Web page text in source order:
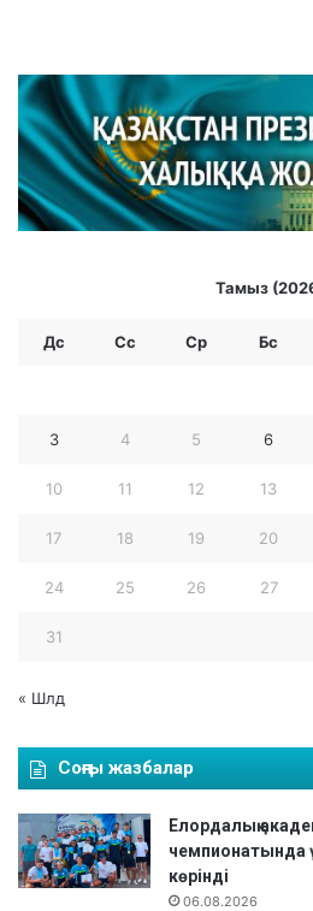
Тамыз
Дс Сс Ср Бc
3 4 5 6
10 11 12 13
17 18 19 20
24 25 26 27
31
« Шлд
Соңғы жазбалар
Елордалық
чемпионатында
көрінді
06.08.2026